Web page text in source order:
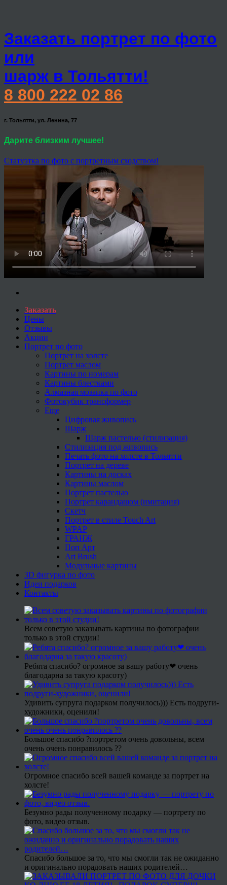
Заказать портрет по фото
или
шарж в Тольятти!
8 800 222 02 86
г. Тольятти, ул. Ленина, 77
Дарите близким лучшее!
Статуэтка по фото с портретным сходством!
Заказать
Цены
Отзывы
Акции
Портрет по фото
Портрет на холсте
Портрет маслом
Картины по номерам
Картины блестками
Алмазная мозаика по фото
Фотокубик трансформер
Еще
Цифровая живопись
Шарж
Шарж пастелью (стилизация)
Стилизация под живопись
Печать фото на холсте в Тольятти
Портрет на дереве
Картины на досках
Картины маслом
Портрет пастелью
Портрет карандашом (имитация)
Скетч
Портрет в стиле Touch Art
WPAP
ГРАНЖ
Поп Арт
Art Brush
Модульные картины
3D фигурка по фото
Идеи подарков
Контакты
Всем советую заказывать картины по фотографии
только в этой студии!
Ребята спасибо? огромное за вашу работу❤ очень
благодарна за такую красоту)
Удивить супруга подарком получилось))) Есть подруги-
художники, оценили!
Большое спасибо ?портретом очень довольны, всем
очень очень понравилось ??
Огромное спасибо всей вашей команде за портрет на
холсте!
Безумно рады полученному подарку — портрету по
фото, видео отзыв.
Спасибо большое за то, что мы смогли так не ожиданно
и оригинально порадовать наших родителей…